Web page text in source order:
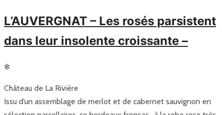
L’AUVERGNAT – Les rosés parsistent
dans leur insolente croissante –
✻
Château de La Rivière
Issu d’un assemblage de merlot et de cabernet sauvignon en